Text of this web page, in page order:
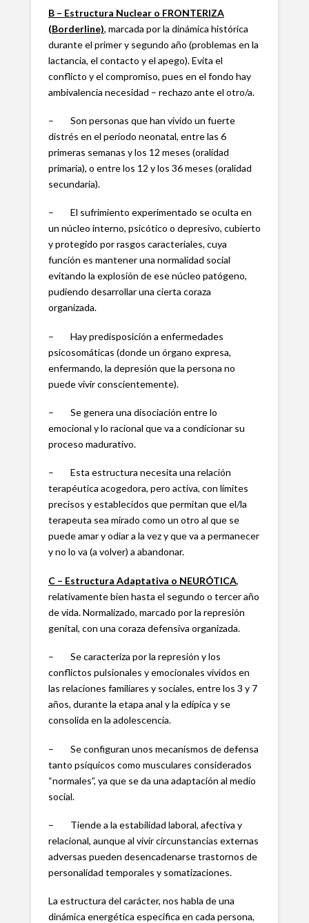
B – Estructura Nuclear o FRONTERIZA
(Borderline), marcada por la dinámica histórica
durante el primer y segundo año (problemas en la
lactancia, el contacto y el apego). Evita el
conflicto y el compromiso, pues en el fondo hay
ambivalencia necesidad – rechazo ante el otro/a.
– Son personas que han vivido un fuerte
distrés en el período neonatal, entre las 6
primeras semanas y los 12 meses (oralidad
primaria), o entre los 12 y los 36 meses (oralidad
secundaria).
– El sufrimiento experimentado se oculta en
un núcleo interno, psicótico o depresivo, cubierto
y protegido por rasgos caracteriales, cuya
función es mantener una normalidad social
evitando la explosión de ese núcleo patógeno,
pudiendo desarrollar una cierta coraza
organizada.
– Hay predisposición a enfermedades
psicosomáticas (donde un órgano expresa,
enfermando, la depresión que la persona no
puede vivir conscientemente).
– Se genera una disociación entre lo
emocional y lo racional que va a condicionar su
proceso madurativo.
– Esta estructura necesita una relación
terapéutica acogedora, pero activa, con límites
precisos y establecidos que permitan que el/la
terapeuta sea mirado como un otro al que se
puede amar y odiar a la vez y que va a permanecer
y no lo va (a volver) a abandonar.
C – Estructura Adaptativa o NEURÓTICA,
relativamente bien hasta el segundo o tercer año
de vida. Normalizado, marcado por la represión
genital, con una coraza defensiva organizada.
– Se caracteriza por la represión y los
conflictos pulsionales y emocionales vividos en
las relaciones familiares y sociales, entre los 3 y 7
años, durante la etapa anal y la edípica y se
consolida en la adolescencia.
– Se configuran unos mecanismos de defensa
tanto psíquicos como musculares considerados
“normales”, ya que se da una adaptación al medio
social.
– Tiende a la estabilidad laboral, afectiva y
relacional, aunque al vivir circunstancias externas
adversas pueden desencadenarse trastornos de
personalidad temporales y somatizaciones.
La estructura del carácter, nos habla de una
dinámica energética especifica en cada persona,